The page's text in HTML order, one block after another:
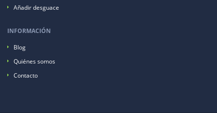
Añadir desguace
INFORMACIÓN
Blog
Quiénes somos
Contacto